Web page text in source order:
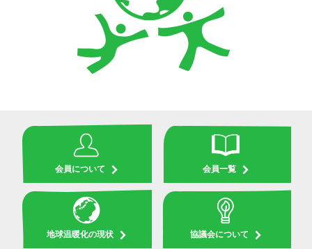
会員について 会員一覧
地球温暖化の現状 協議会について